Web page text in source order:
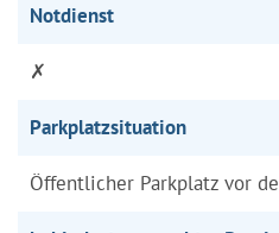
Notdienst
✗
Parkplatzsituation
Öffentlicher Parkplatz vor